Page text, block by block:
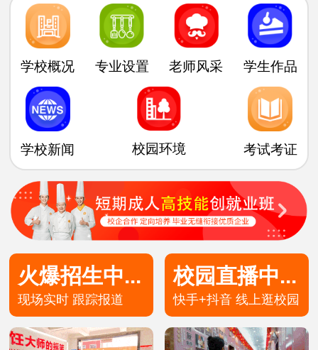
学校概况 专业设置 老师风采 学生作品
学校新闻 校园环境 考试考证
火爆招生中...
现场实时 跟踪报道
校园直播中...
快手+抖音 线上逛校园
高端私厨专业 30 12 技术+学籍 预约报名
高端私房专业 30 8 技术+学籍 预约报名